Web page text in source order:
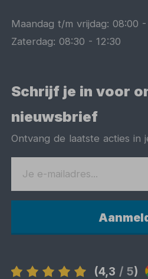
Maandag t/m vrijdag:08:00
Zaterdag:08:30 -12:30
Schrijf je in voor
nieuwsbrief
Ontvang de laatste acties in
(4,3 / 5)